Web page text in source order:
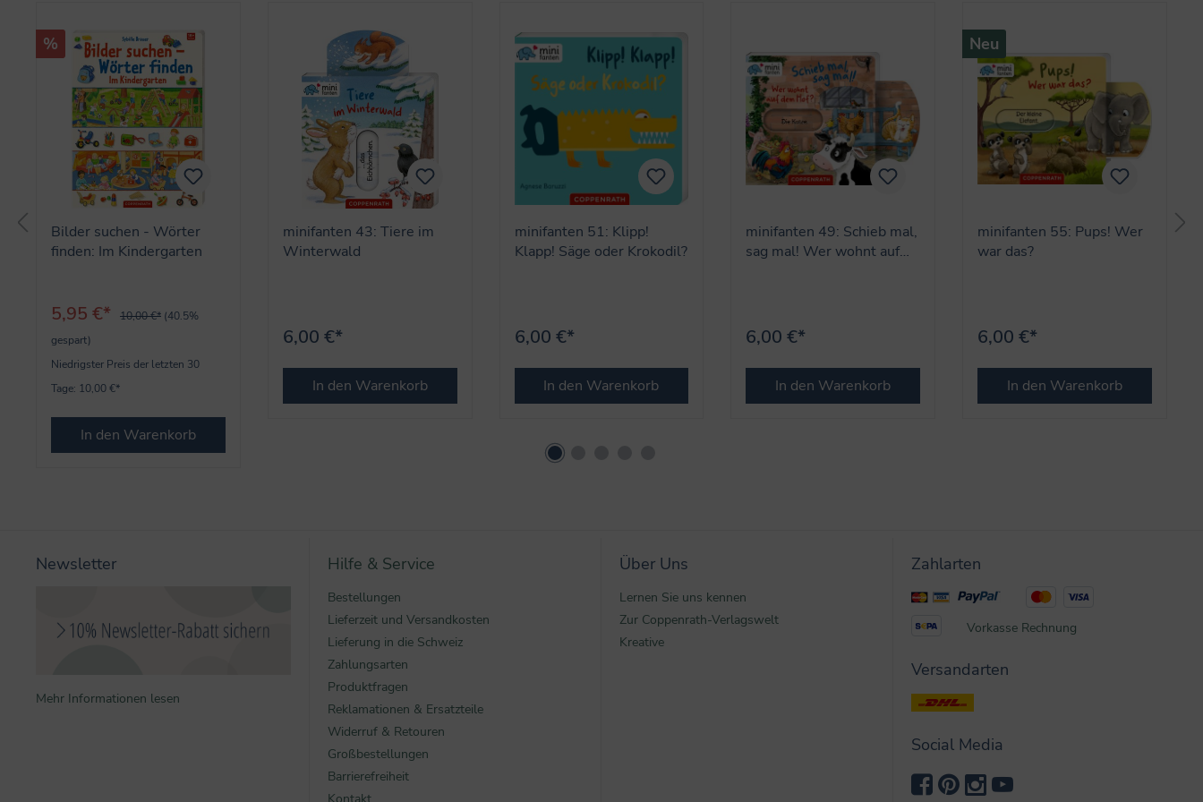
%
Bilder suchen - Wörter
finden: Im Kindergarten
5,95 €* 10,00 €* (40.5%
gespart)
Niedrigster Preis der letzten 30
Tage: 10,00 €*
In den Warenkorb
minifanten 43: Tiere im
Winterwald
6,00 €*
In den Warenkorb
minifanten 51: Klipp!
Klapp! Säge oder Krokodil?
6,00 €*
In den Warenkorb
minifanten 49: Schieb mal,
sag mal! Wer wohnt auf
6,00 €*
In den Warenkorb
Neu
minifanten 55: Pups! Wer
war das?
6,00 €*
In den Warenkorb
Newsletter
Mehr Informationen lesen
Hilfe & Service
Bestellungen
Lieferzeit und Versandkosten
Lieferung in die Schweiz
Zahlungsarten
Produktfragen
Reklamationen & Ersatzteile
Widerruf & Retouren
Großbestellungen
Barrierefreiheit
Über Uns
Lernen Sie uns kennen
Zur Coppenrath-Verlagswelt
Kreative
Zahlarten
Vorkasse Rechnung
Versandarten
Social Media